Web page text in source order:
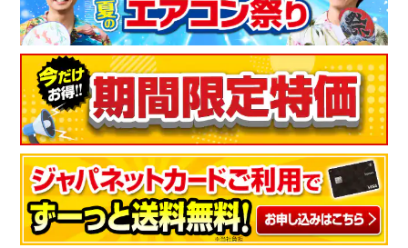
隣の部屋まで涼しい
リビングに設置してもらい、リビング全体が涼しいのはもちろ
ん、寝室にしている隣の和室まで冷房がきくのでとても快適で
す。設置してくれた作業員さんも手際よくテキパキしていて素
晴らしかったです。
（千葉県50代K.A様）
凍結洗浄がいい